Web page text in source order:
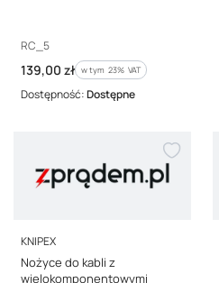
Kod producenta
RC_5
Cena brutto
139,00 zł w tym %s VAT
w tym 23% VAT
Dostępność:Dostępne
PRODUCENT
KNIPEX
Nożyce do kabli z
wielokomponentowymi